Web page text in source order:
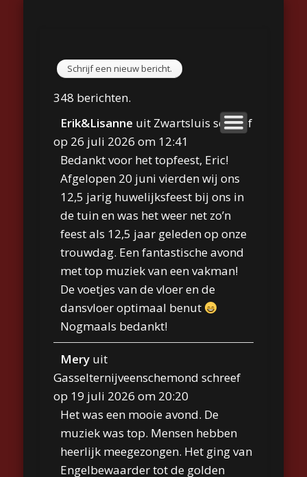
348 berichten.
Erik&Lisanne uit Zwartsluis schreef
op 26 juli 2026 om 12:41
Bedankt voor het topfeest, Eric!
Afgelopen 20 juni vierden wij ons
12,5 jarig huwelijksfeest bij ons in
de tuin en was het weer net zo’n
feest als 12,5 jaar geleden op onze
trouwdag. Een fantastische avond
met top muziek van een vakman!
De voetjes van de vloer en de
dansvloer optimaal benut
Nogmaals bedankt!
Mery uit
Gasselternijveenschemond schreef
op 19 juli 2026 om 20:20
Het was een mooie avond. De
muziek was top. Mensen hebben
heerlijk meegezongen. Het ging van
Engelbewaarder tot de golden